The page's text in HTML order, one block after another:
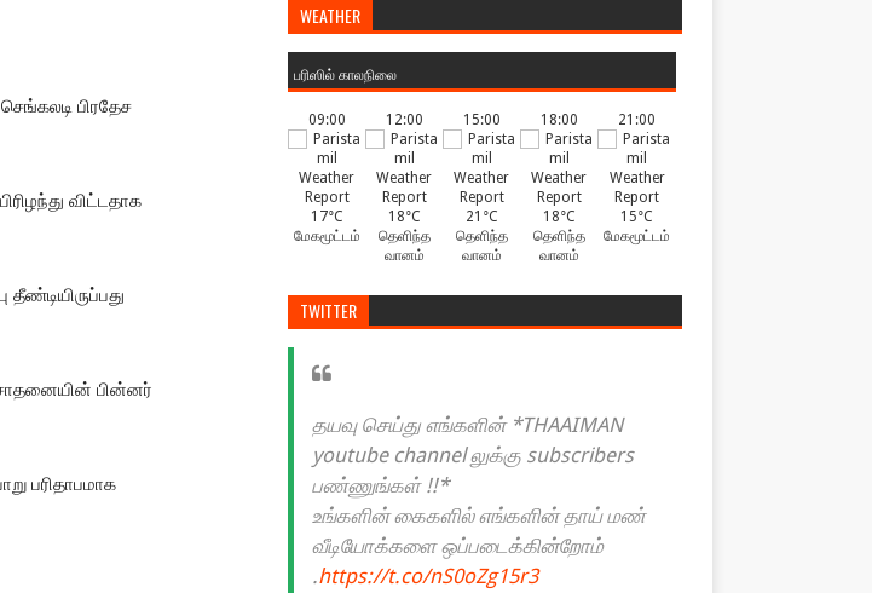
பிரதேச
விட்டதாக
பின்னர்
பரிதாபமாக
WEATHER
பரிஸில் காலநிலை
09:00
17°C
மேகமூட்டம்
12:00
18°C
தெளிந்த
வானம்
15:00
21°C
தெளிந்த
வானம்
18:00
18°C
தெளிந்த
வானம்
21:00
15°C
மேகமூட்டம்
TWITTER
தயவு செய்து எங்களின் *THAAIMAN
youtube channel லுக்கு subscribers
பண்ணுங்கள் !!*
உங்களின் கைகளில் எங்களின் தாய் மண்
வீடியோக்களை ஒப்படைக்கின்றோம்
.https://t.co/nS0oZg15r3